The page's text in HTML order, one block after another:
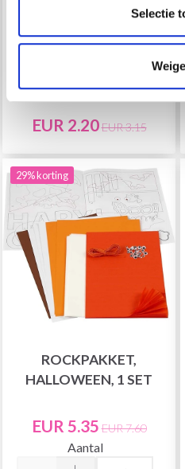
Selectie
VLEERMUIZEN, 15 X 25
EUR 2.20EUR 3.15
29% korting
ROCKPAKKET,
HALLOWEEN, 1 SET
EUR 5.35 EUR 7.60
Aantal